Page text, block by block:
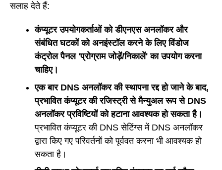
सलाह देते हैं:
कंप्यूटर उपयोगकर्ताओं को डीएनएस अनलॉकर और
संबंधित घटकों को अनइंस्टॉल करने के लिए विंडोज
कंट्रोल पैनल 'प्रोग्राम जोड़ें/निकालें' का उपयोग करना
चाहिए।
एक बार DNS अनलॉकर की स्थापना रद्द हो जाने के बाद,
प्रभावित कंप्यूटर की रजिस्ट्री से मैन्युअल रूप से DNS
अनलॉकर प्रविष्टियों को हटाना आवश्यक हो सकता है।
प्रभावित कंप्यूटर की DNS सेटिंग्स में DNS अनलॉकर
द्वारा किए गए परिवर्तनों को पूर्ववत करना भी आवश्यक हो
सकता है।